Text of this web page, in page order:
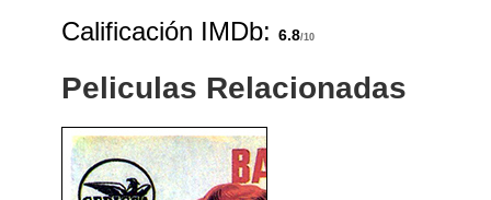
Calificación IMDb:6.8/10
Peliculas Relacionadas